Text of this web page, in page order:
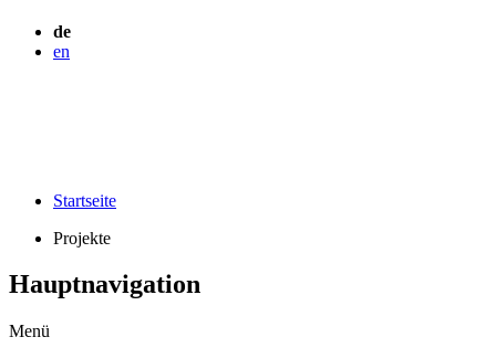
de
en
Startseite
Projekte
Hauptnavigation
Menü